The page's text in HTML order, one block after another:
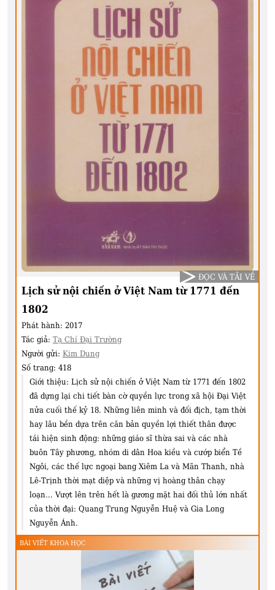
Lịch sử nội chiến ở Việt Nam từ 1771 đến
1802
Phát hành: 2017
Tác giả: Tạ Chí Đại Trường
Người gửi: Kim Dung
Số trang: 418
Giới thiệu: Lịch sử nội chiến ở Việt Nam từ 1771 đến 1802
đã dựng lại chi tiết bàn cờ quyền lực trong xã hội Đại Việt
nửa cuối thế kỷ 18. Những liên minh và đối địch, tạm thời
hay lâu bền dựa trên căn bản quyền lợi thiết thân được
tái hiện sinh động: những giáo sĩ thừa sai và các nhà
buôn Tây phương, nhóm di dân Hoa kiều và cướp biển Tề
Ngôi, các thế lực ngoại bang Xiêm La và Mãn Thanh, nhà
Lê-Trịnh thời mạt diệp và những vị hoàng thân chạy
loạn… Vượt lên trên hết là gương mặt hai đối thủ lớn nhất
của thời đại: Quang Trung Nguyễn Huệ và Gia Long
Nguyễn Ánh.
ĐỌC VÀ TẢI VỀ
BÀI VIẾT KHOA HỌC